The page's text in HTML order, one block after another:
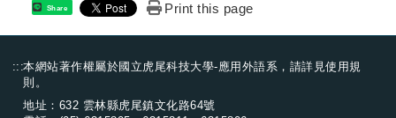
Share Print this page
:::本網站著作權屬於國立虎尾科技大學-應用外語系，請詳見使用規
則 。
地址：632 雲林縣虎尾鎮文化路64號